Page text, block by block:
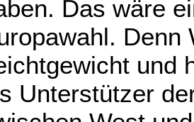
Das wäre
Denn
und
Unterstützer